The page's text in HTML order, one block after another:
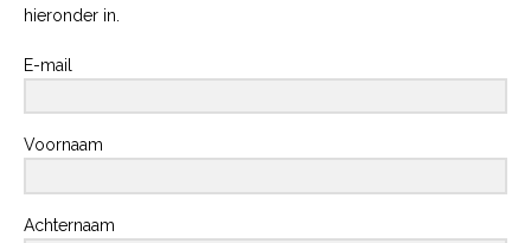
hieronder in.
E-mail
Voornaam
Achternaam